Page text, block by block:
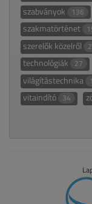
szabványok 136
szakmatörténet
szerelők közelről
technológiák 27
világítástechnika
vitaindító 34